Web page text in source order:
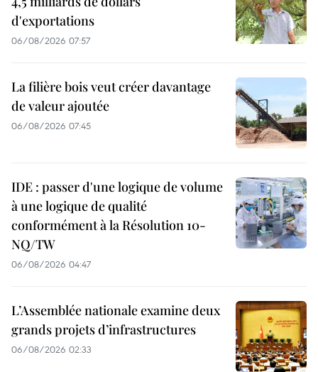
d'exportations
06/08/2026 07:57
La filière bois veut créer davantage
de valeur ajoutée
06/08/2026 07:45
IDE : passer d'une logique de volume
à une logique de qualité
conformément à la Résolution 10-
NQ/TW
06/08/2026 04:47
L’Assemblée nationale examine deux
grands projets d’infrastructures
06/08/2026 02:33